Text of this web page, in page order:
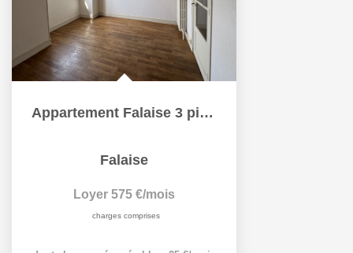
Appartement Falaise 3 pièce(s) 62.36 m2
Falaise
Loyer 575 €/mois
charges comprises